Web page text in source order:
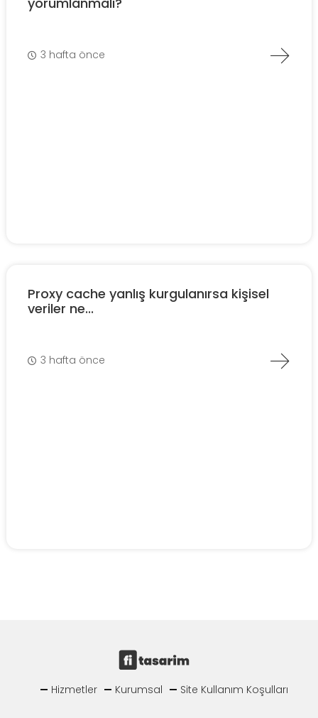
3 hafta önce
Proxy cache yanlış kurgulanırsa kişisel
veriler ne...
3 hafta önce
Hizmetler Kurumsal Site Kullanım Koşulları